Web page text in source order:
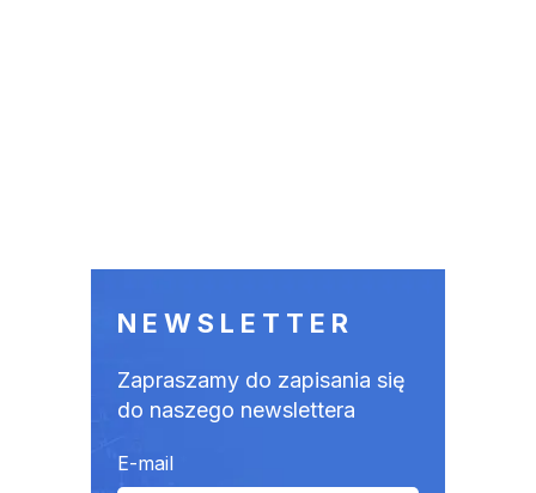
NEWSLETTER
Zapraszamy do zapisania się
do naszego newslettera
E-mail